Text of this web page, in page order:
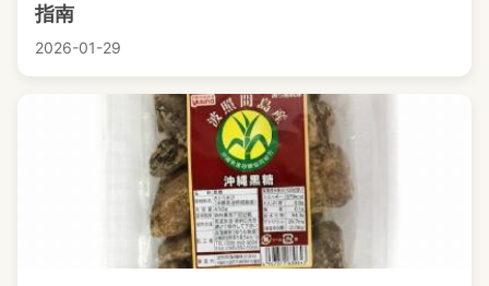
指南
2026-01-29